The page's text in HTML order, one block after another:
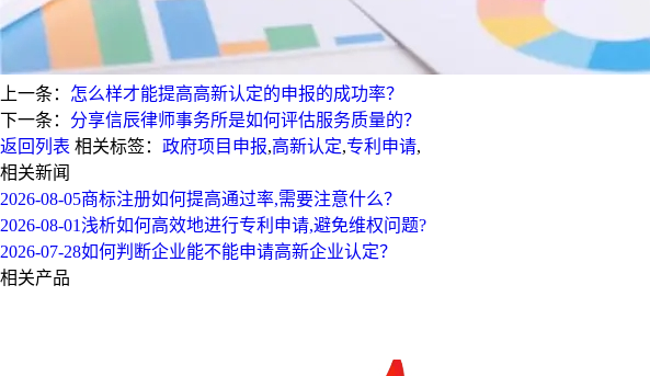
上一条： 怎么样才能提高高新认定的申报的成功率？
下一条： 分享信辰律师事务所是如何评估服务质量的？
返回列表 相关标签： 政府项目申报,高新认定,专利申请,
相关新闻
2026-08-05商标注册如何提高通过率,需要注意什么？
2026-08-01浅析如何高效地进行专利申请,避免维权问题?
2026-07-28如何判断企业能不能申请高新企业认定？
相关产品